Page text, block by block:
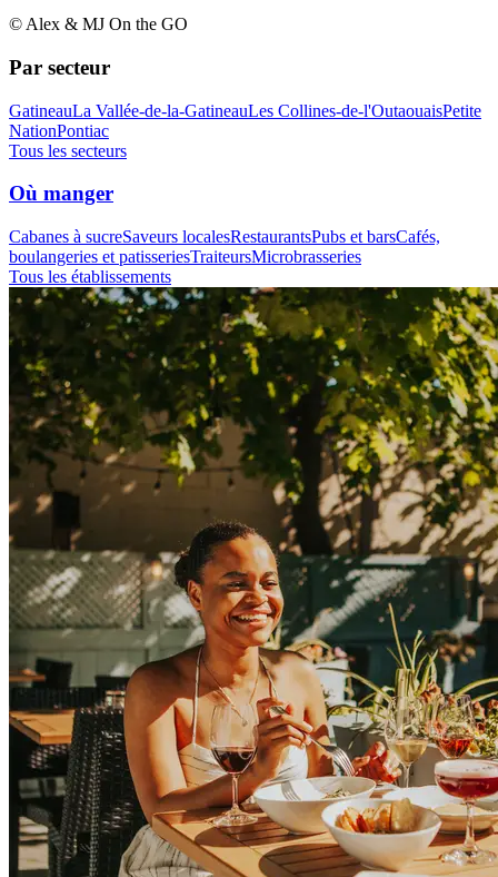
© Alex & MJ On the GO
Par secteur
GatineauLa Vallée-de-la-GatineauLes Collines-de-l'OutaouaisPetite
NationPontiac
Tous les secteurs
Où manger
Cabanes à sucreSaveurs localesRestaurantsPubs et barsCafés,
boulangeries et patisseriesTraiteursMicrobrasseries
Tous les établissements